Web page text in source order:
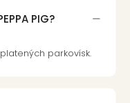
PIG?
parkovísk.